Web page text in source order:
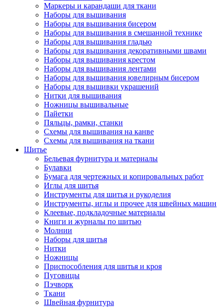
Маркеры и карандаши для ткани
Наборы для вышивания
Наборы для вышивания бисером
Наборы для вышивания в смешанной технике
Наборы для вышивания гладью
Наборы для вышивания декоративными швами
Наборы для вышивания крестом
Наборы для вышивания лентами
Наборы для вышивания ювелирным бисером
Наборы для вышивки украшений
Нитки для вышивания
Ножницы вышивальные
Пайетки
Пяльцы, рамки, станки
Схемы для вышивания на канве
Схемы для вышивания на ткани
Шитье
Бельевая фурнитура и материалы
Булавки
Бумага для чертежных и копировальных работ
Иглы для шитья
Инструменты для шитья и рукоделия
Инструменты, иглы и прочее для швейных машин
Клеевые, подкладочные материалы
Книги и журналы по шитью
Молнии
Наборы для шитья
Нитки
Ножницы
Приспособления для шитья и кроя
Пуговицы
Пэчворк
Ткани
Швейная фурнитура